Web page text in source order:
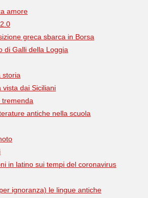
amore
greca sbarca in Borsa
di Galli della Loggia
storia
vista dai Siciliani
tremenda
antiche nella scuola
in latino sui tempi del coronavirus
ignoranza) le lingue antiche